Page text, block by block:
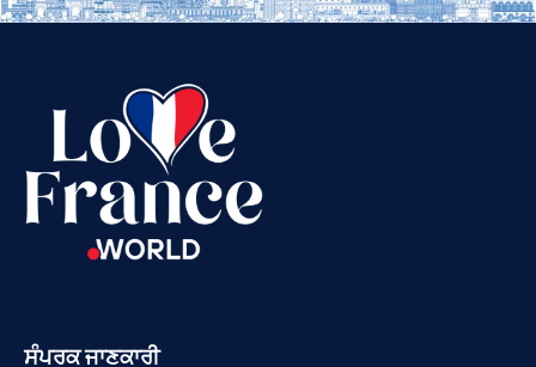
ਸੰਪਰਕ ਜਾਣਕਾਰੀ
Telugu